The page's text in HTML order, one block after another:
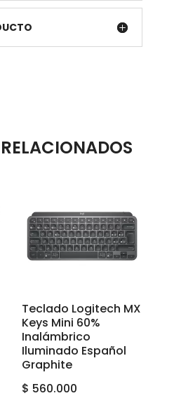
Teclado Logitech MX
Keys Mini 60%
Inalámbrico
Iluminado Español
Graphite
$ 560.000